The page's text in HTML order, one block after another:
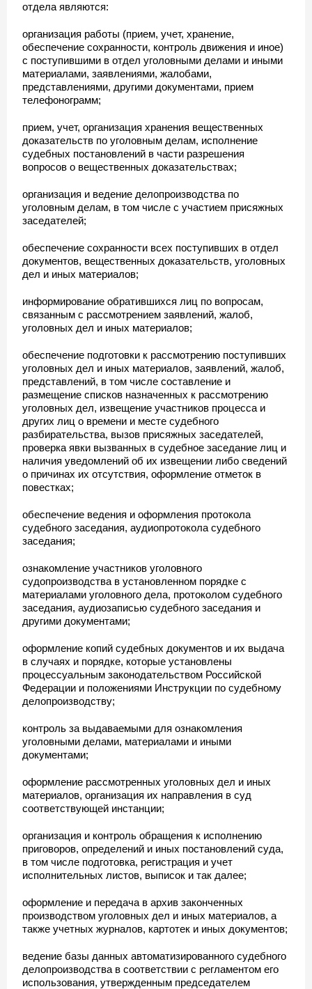
отдела являются:
организация работы (прием, учет, хранение,
обеспечение сохранности, контроль движения и иное)
с поступившими в отдел уголовными делами и иными
материалами, заявлениями, жалобами,
представлениями, другими документами, прием
телефонограмм;
прием, учет, организация хранения вещественных
доказательств по уголовным делам, исполнение
судебных постановлений в части разрешения
вопросов о вещественных доказательствах;
организация и ведение делопроизводства по
уголовным делам, в том числе с участием присяжных
заседателей;
обеспечение сохранности всех поступивших в отдел
документов, вещественных доказательств, уголовных
дел и иных материалов;
информирование обратившихся лиц по вопросам,
связанным с рассмотрением заявлений, жалоб,
уголовных дел и иных материалов;
обеспечение подготовки к рассмотрению поступивших
уголовных дел и иных материалов, заявлений, жалоб,
представлений, в том числе составление и
размещение списков назначенных к рассмотрению
уголовных дел, извещение участников процесса и
других лиц о времени и месте судебного
разбирательства, вызов присяжных заседателей,
проверка явки вызванных в судебное заседание лиц и
наличия уведомлений об их извещении либо сведений
о причинах их отсутствия, оформление отметок в
повестках;
обеспечение ведения и оформления протокола
судебного заседания, аудиопротокола судебного
заседания;
ознакомление участников уголовного
судопроизводства в установленном порядке с
материалами уголовного дела, протоколом судебного
заседания, аудиозаписью судебного заседания и
другими документами;
оформление копий судебных документов и их выдача
в случаях и порядке, которые установлены
процессуальным законодательством Российской
Федерации и положениями Инструкции по судебному
делопроизводству;
контроль за выдаваемыми для ознакомления
уголовными делами, материалами и иными
документами;
оформление рассмотренных уголовных дел и иных
материалов, организация их направления в суд
соответствующей инстанции;
организация и контроль обращения к исполнению
приговоров, определений и иных постановлений суда,
в том числе подготовка, регистрация и учет
исполнительных листов, выписок и так далее;
оформление и передача в архив законченных
производством уголовных дел и иных материалов, а
также учетных журналов, картотек и иных документов;
ведение базы данных автоматизированного судебного
делопроизводства в соответствии с регламентом его
использования, утвержденным председателем